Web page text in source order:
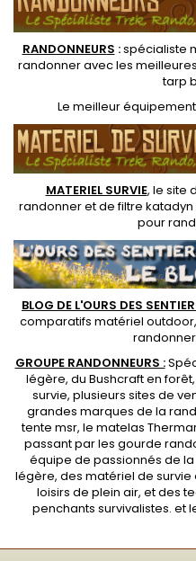
RANDONNEURS :spécialiste
randonner avec les
tarp
Le meilleur
MATERIEL SURVIE, le site
randonneret defiltre katadyn
pour
BLOG DE L'OURS DES
comparatifs matériel outdoor,
GROUPE RANDONNEURS :
légère, du Bushcraft en forêt,
survie, plusieurs sites de
grandes marques de la
tente msr, le matelas
passant par les gourde
équipe de passionnés de
légère, des matériel de survie
loisirs de plein air, et des
penchants survivalistes. et